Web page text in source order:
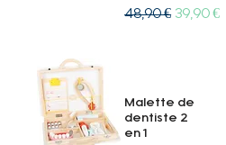
Prix original
48,90 € Prix
39,90 €
Malette de
dentiste 2
en 1